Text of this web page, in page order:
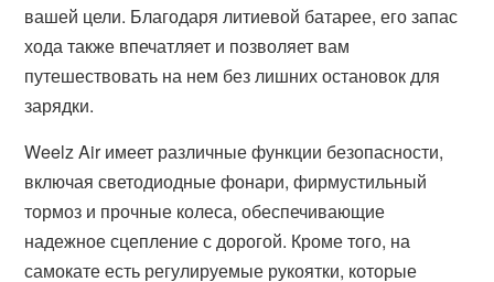
вашей цели. Благодаря литиевой батарее, его запас
хода также впечатляет и позволяет вам
путешествовать на нем без лишних остановок для
зарядки.
Weelz Air имеет различные функции безопасности,
включая светодиодные фонари, фирмустильный
тормоз и прочные колеса, обеспечивающие
надежное сцепление с дорогой. Кроме того, на
самокате есть регулируемые рукоятки, которые